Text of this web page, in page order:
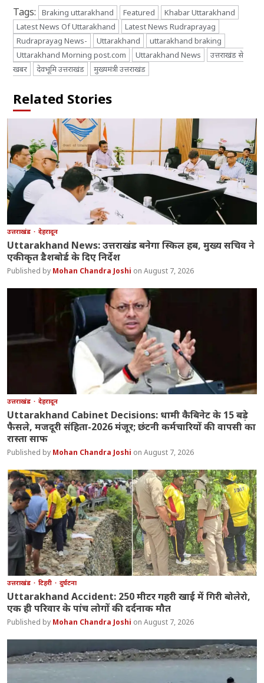
Tags: Braking uttarakhand Featured
Khabar Uttarakhand
Latest News Of Uttarakhand
Latest News Rudraprayag
Rudraprayag News-
Uttarakhand
uttarakhand braking
Uttarakhand Morning post.com
Uttarakhand News
उत्तराखंड से
खबर
देवभूमि उत्तराखंड मुख्यमंत्री उत्तराखंड
Related Stories
उत्तराखंड देहरादून
Uttarakhand News: उत्तराखंड बनेगा स्किल हब, मुख्य सचिव ने
एकीकृत डैशबोर्ड के दिए निर्देश
Mohan Chandra Joshi August 7, 2026
उत्तराखंड देहरादून
Uttarakhand Cabinet Decisions: धामी कैबिनेट के 15 बड़े
फैसले, मजदूरी संहिता-2026 मंजूर; छंटनी कर्मचारियों की वापसी का
रास्ता साफ
Mohan Chandra Joshi August 7, 2026
उत्तराखंड टिहरी दुर्घटना
Uttarakhand Accident: 250 मीटर गहरी खाई में गिरी बोलेरो,
एक ही परिवार के पांच लोगों की दर्दनाक मौत
Mohan Chandra Joshi August 7, 2026